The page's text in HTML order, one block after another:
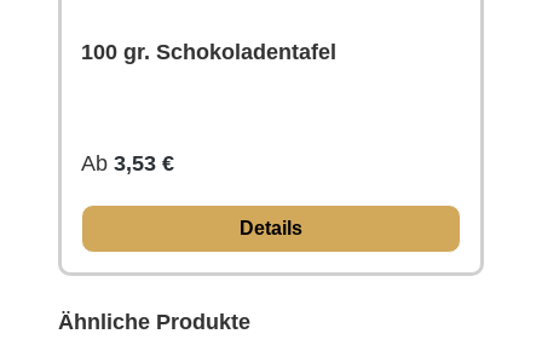
100 gr. Schokoladentafel
Regulärer Preis:
Ab 3,53 €
Details
Produktgalerie überspringen
Ähnliche Produkte